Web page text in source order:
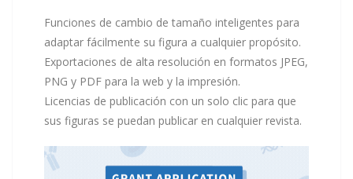
Funciones de cambio de tamaño inteligentes para
adaptar fácilmente su figura a cualquier propósito.
Exportaciones de alta resolución en formatos JPEG,
PNG y PDF para la web y la impresión.
Licencias de publicación con un solo clic para que
sus figuras se puedan publicar en cualquier revista.